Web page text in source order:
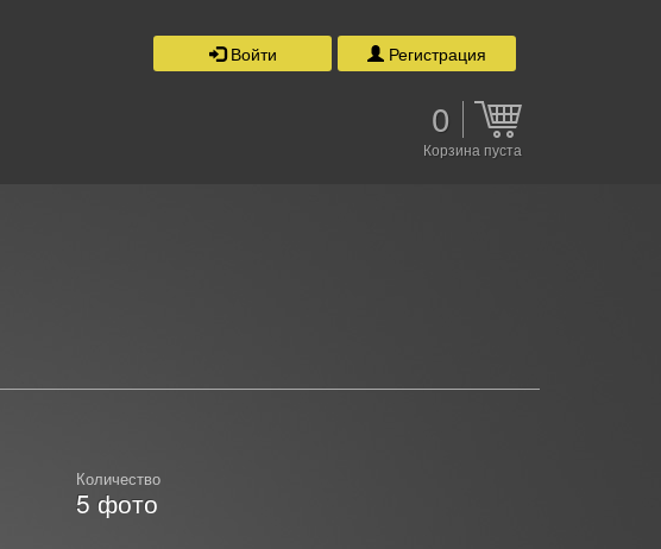
Войти Регистрация
0
Корзина пуста
Количество
5 фото